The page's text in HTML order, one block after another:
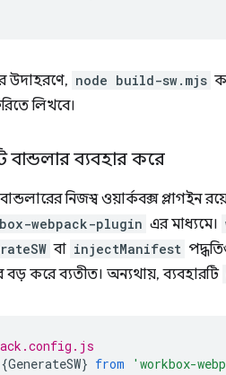
উদাহরণে, node build-sw.mjs
লিখবে।
বান্ডলার ব্যবহার করে
বান্ডলারের নিজস্ব ওয়ার্কবক্স
webpack-plugin এর মাধ্যমে।
বা injectManifest
বড় করে ব্যতীত। অন্যথায়, ব্যবহারটি
{GenerateSW} from 'workbox-